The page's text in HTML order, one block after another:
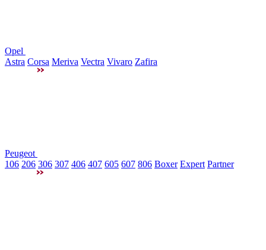
Opel
Astra Corsa Meriva Vectra Vivaro Zafira
Peugeot
106 206 306 307 406 407 605 607 806 Boxer Expert Partner